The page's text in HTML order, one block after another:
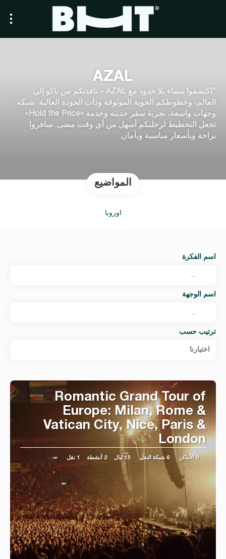
AZAL
"اكتشفوا سماء بلا حدود مع AZAL – نافذتكم من باكو إلى
العالم، وخطوطكم الجوية الموثوقة وذات الجودة العالية. شبكة
وجهات واسعة، تجربة سفر حديثة وخدمة «Hold the Price»
تجعل التخطيط لرحلتكم أسهل من أي وقت مضى. سافروا
براحة وبأسعار مناسبة وبأمان.
المواضيع
أوروبا
اسم الفكرة
اسم الوجهة
ترتيب حسب
اختيارنا
Romantic Grand Tour of
Europe: Milan, Rome &
Vatican City, Nice, Paris &
London
5 الأماكن 6 شبكة النقل 15 ليال 2 أنشطة 1 نقل